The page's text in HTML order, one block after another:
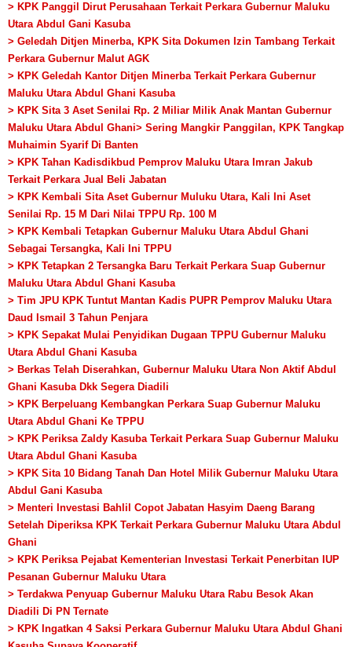
> KPK Panggil Dirut Perusahaan Terkait Perkara Gubernur Maluku
Utara Abdul Gani Kasuba
> Geledah Ditjen Minerba, KPK Sita Dokumen Izin Tambang Terkait
Perkara Gubernur Malut AGK
> KPK Geledah Kantor Ditjen Minerba Terkait Perkara Gubernur
Maluku Utara Abdul Ghani Kasuba
> KPK Sita 3 Aset Senilai Rp. 2 Miliar Milik Anak Mantan Gubernur
Maluku Utara Abdul Ghani> Sering Mangkir Panggilan, KPK Tangkap
Muhaimin Syarif Di Banten
> KPK Tahan Kadisdikbud Pemprov Maluku Utara Imran Jakub
Terkait Perkara Jual Beli Jabatan
> KPK Kembali Sita Aset Gubernur Muluku Utara, Kali Ini Aset
Senilai Rp. 15 M Dari Nilai TPPU Rp. 100 M
> KPK Kembali Tetapkan Gubernur Maluku Utara Abdul Ghani
Sebagai Tersangka, Kali Ini TPPU
> KPK Tetapkan 2 Tersangka Baru Terkait Perkara Suap Gubernur
Maluku Utara Abdul Ghani Kasuba
> Tim JPU KPK Tuntut Mantan Kadis PUPR Pemprov Maluku Utara
Daud Ismail 3 Tahun Penjara
> KPK Sepakat Mulai Penyidikan Dugaan TPPU Gubernur Maluku
Utara Abdul Ghani Kasuba
> Berkas Telah Diserahkan, Gubernur Maluku Utara Non Aktif Abdul
Ghani Kasuba Dkk Segera Diadili
> KPK Berpeluang Kembangkan Perkara Suap Gubernur Maluku
Utara Abdul Ghani Ke TPPU
> KPK Periksa Zaldy Kasuba Terkait Perkara Suap Gubernur Maluku
Utara Abdul Ghani Kasuba
> KPK Sita 10 Bidang Tanah Dan Hotel Milik Gubernur Maluku Utara
Abdul Gani Kasuba
> Menteri Investasi Bahlil Copot Jabatan Hasyim Daeng Barang
Setelah Diperiksa KPK Terkait Perkara Gubernur Maluku Utara Abdul
Ghani
> KPK Periksa Pejabat Kementerian Investasi Terkait Penerbitan IUP
Pesanan Gubernur Maluku Utara
> Terdakwa Penyuap Gubernur Maluku Utara Rabu Besok Akan
Diadili Di PN Ternate
> KPK Ingatkan 4 Saksi Perkara Gubernur Maluku Utara Abdul Ghani